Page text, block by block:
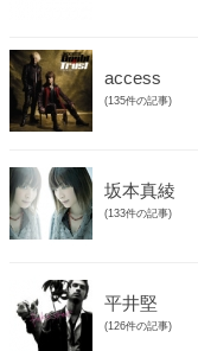
access
(135件の記事)
坂本真綾
(133件の記事)
平井堅
(126件の記事)